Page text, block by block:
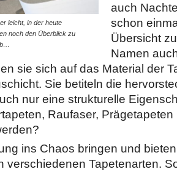
leicht, in der heute
noch den Überblick zu
auch
schon
Übersicht
Namen
sie sich auf das Material der
Sie betiteln die
nur eine strukturelle
Raufaser,
ins Chaos bringen und
verschiedenen Tapetenarten.